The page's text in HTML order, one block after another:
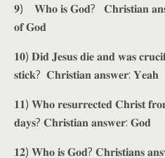
𝟗) 𝐖𝐡𝐨 𝐢𝐬 𝐆𝐨𝐝? 𝐂𝐡𝐫𝐢𝐬𝐭𝐢𝐚𝐧
𝐨𝐟 𝐆𝐨𝐝
𝟏𝟎) 𝐃𝐢𝐝 𝐉𝐞𝐬𝐮𝐬 𝐝𝐢𝐞 𝐚𝐧𝐝 𝐰𝐚𝐬
𝐬𝐭𝐢𝐜𝐤? 𝐂𝐡𝐫𝐢𝐬𝐭𝐢𝐚𝐧 𝐚𝐧𝐬𝐰𝐞𝐫: 𝐘𝐞𝐚𝐡
𝟏𝟏) 𝐖𝐡𝐨 𝐫𝐞𝐬𝐮𝐫𝐫𝐞𝐜𝐭𝐞𝐝 𝐂𝐡𝐫𝐢𝐬𝐭
𝐝𝐚𝐲𝐬? 𝐂𝐡𝐫𝐢𝐬𝐭𝐢𝐚𝐧 𝐚𝐧𝐬𝐰𝐞𝐫: 𝐆𝐨𝐝
𝟏𝟐) 𝐖𝐡𝐨 𝐢𝐬 𝐆𝐨𝐝? 𝐂𝐡𝐫𝐢𝐬𝐭𝐢𝐚𝐧𝐬